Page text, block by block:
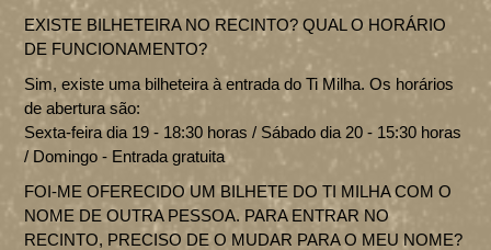
INÍCIO
O TI MILHA
O FESTIVAL
INFORMAÇÕES ÚTEIS
F.A.Q 2026
PROGRAMA
BILHETES
EXISTE BILHETEIRA NO RECINTO? QUAL O HORÁRIO
DE FUNCIONAMENTO?
Sim, existe uma bilheteira à entrada do Ti Milha. Os horários
de abertura são:
Sexta-feira dia 19 - 18:30 horas / Sábado dia 20 - 15:30 horas
/ Domingo - Entrada gratuita
FOI-ME OFERECIDO UM BILHETE DO TI MILHA COM O
NOME DE OUTRA PESSOA. PARA ENTRAR NO
RECINTO, PRECISO DE O MUDAR PARA O MEU NOME?